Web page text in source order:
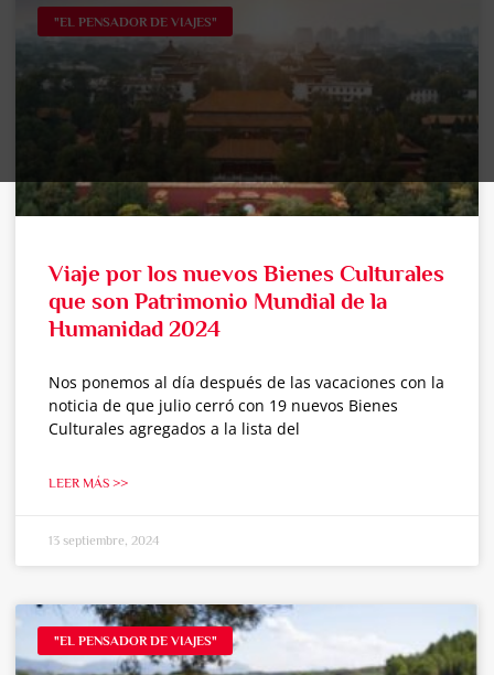
"EL PENSADOR DE VIAJES"
Viaje por los nuevos Bienes Culturales
que son Patrimonio Mundial de la
Humanidad 2024
Nos ponemos al día después de las vacaciones con la
noticia de que julio cerró con 19 nuevos Bienes
Culturales agregados a la lista del
LEER MÁS >>
13 septiembre, 2024
"EL PENSADOR DE VIAJES"